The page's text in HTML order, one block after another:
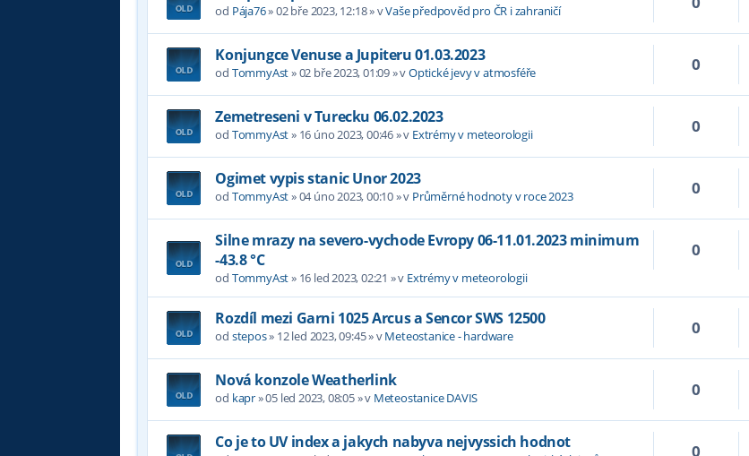
od Pája76»02 bře 2023, 12:18» vVaše předpověd pro ČR i zahraničí
Konjungce Venuse a Jupiteru 01.03.2023
od TommyAst»02 bře 2023, 01:09» vOptické jevy v atmosféře 0
Zemetreseni v Turecku 06.02.2023
od TommyAst» 16 úno 2023, 00:46» v Extrémy v meteorologii 0
Ogimet vypis stanic Unor 2023
od TommyAst»04 úno 2023, 00:10» v Průměrné hodnoty v roce 2023 0
Silne mrazy na severo-vychode Evropy 06-11.01.2023 minimum
-43.8 °C
od TommyAst» 16 led 2023, 02:21 » v Extrémy v meteorologii
0
Rozdíl mezi Garni 1025 Arcus a Sencor SWS 12500
od stepos» 12 led 2023, 09:45» vMeteostanice - hardware 0
Nová konzole Weatherlink
od kapr»05 led 2023, 08:05» v Meteostanice DAVIS 0
Co je to UV index a jakych nabyva nejvyssich hodnot 0